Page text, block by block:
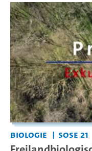
Biologie SoSe 21